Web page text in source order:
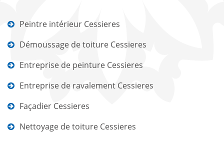
Peintre intérieur Cessieres
Démoussage de toiture Cessieres
Entreprise de peinture Cessieres
Entreprise de ravalement Cessieres
Façadier Cessieres
Nettoyage de toiture Cessieres